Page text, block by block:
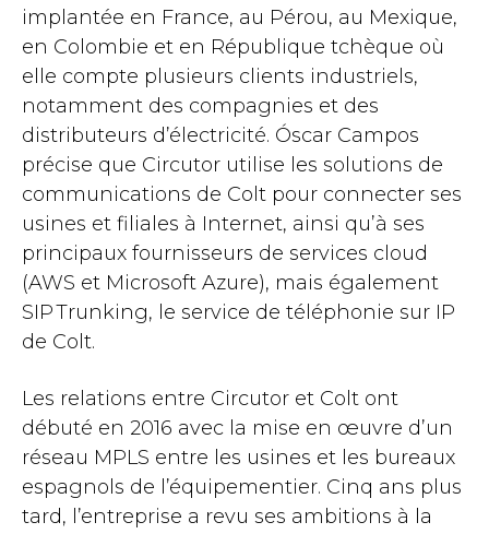
implantée en France, au Pérou, au Mexique,
en Colombie et en République tchèque où
elle compte plusieurs clients industriels,
notamment des compagnies et des
distributeurs d’électricité. Óscar Campos
précise que Circutor utilise les solutions de
communications de Colt pour connecter ses
usines et filiales à Internet, ainsi qu’à ses
principaux fournisseurs de services cloud
(AWS et Microsoft Azure), mais également
SIP Trunking, le service de téléphonie sur IP
de Colt.
Les relations entre Circutor et Colt ont
débuté en 2016 avec la mise en œuvre d’un
réseau MPLS entre les usines et les bureaux
espagnols de l’équipementier. Cinq ans plus
tard, l’entreprise a revu ses ambitions à la